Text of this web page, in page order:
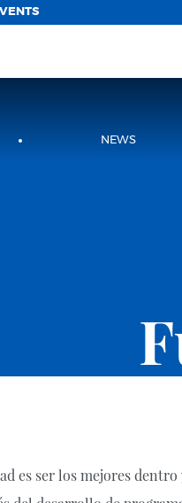
NEWS
es ser los mejores